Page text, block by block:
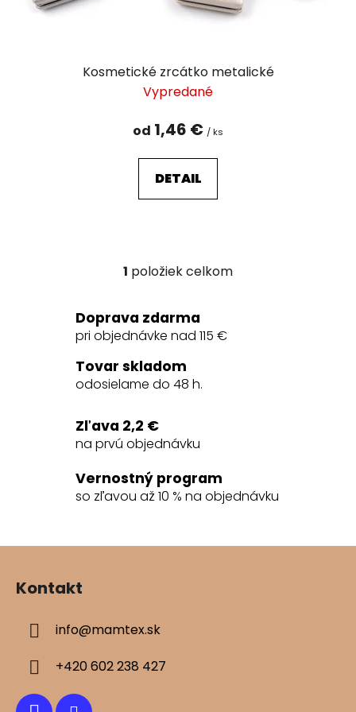
Kosmetické zrcátko metalické
Vypredané
od 1,46 € / ks
DETAIL
O
l
á
a
c
p
r
v
k
y
ý
1 položiek celkom
Doprava zdarma
pri objednávke nad 115 €
Tovar skladom
odosielame do 48 h.
Zľava 2,2 €
na prvú objednávku
Vernostný program
so zľavou až 10 % na objednávku
Z
Kontakt
info@mamtex.sk
+420 602 238 427